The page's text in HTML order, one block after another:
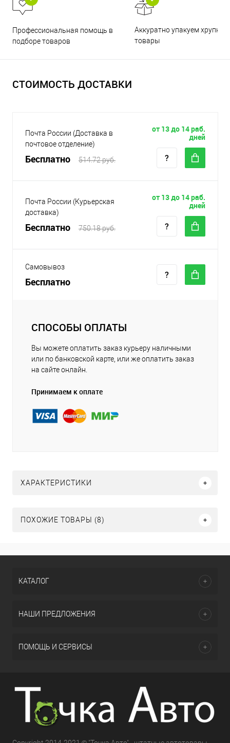
Профессиональная помощь в
подборе товаров
Аккуратно упакуем хрупкие
товары
СТОИМОСТЬ ДОСТАВКИ
Почта России (Доставка в
почтовое отделение)
Бесплатно 514.72 руб.
от 13 до 14 раб.
дней
Почта России (Курьерская
доставка)
Бесплатно 750.18 руб.
от 13 до 14 раб.
дней
Самовывоз
Бесплатно
СПОСОБЫ ОПЛАТЫ
Вы можете оплатить заказ курьеру наличными
или по банковской карте, или же оплатить заказ
на сайте онлайн.
Принимаем к оплате
ХАРАКТЕРИСТИКИ
ПОХОЖИЕ ТОВАРЫ (8)
КАТАЛОГ
НАШИ ПРЕДЛОЖЕНИЯ
ПОМОЩЬ И СЕРВИСЫ